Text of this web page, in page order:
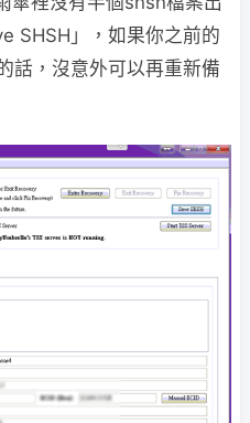
SHSH」，如果你之前的
話，沒意外可以再重新備